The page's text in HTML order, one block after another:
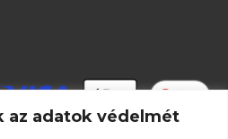
az adatok védelmét